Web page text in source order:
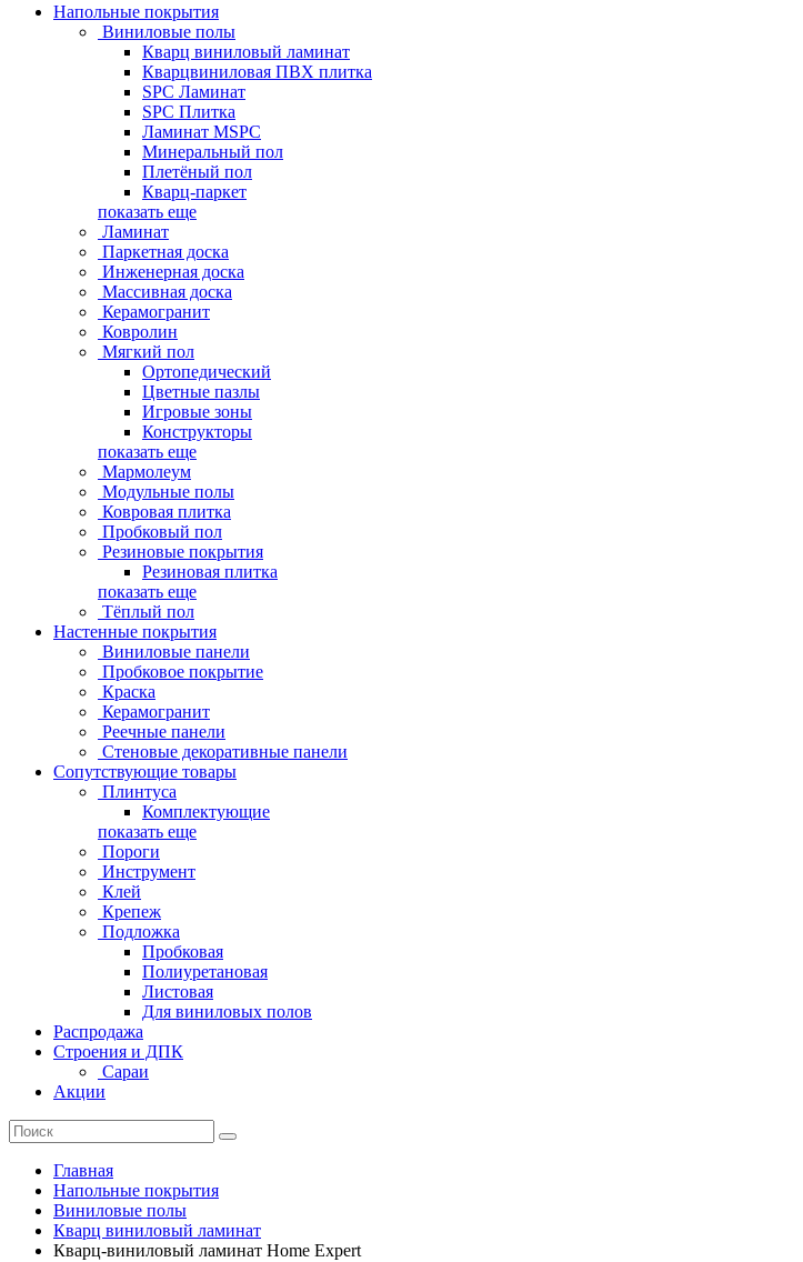
Напольные покрытия
Виниловые полы
Кварц виниловый ламинат
Кварцвиниловая ПВХ плитка
SPC Ламинат
SPC Плитка
Ламинат MSPC
Минеральный пол
Плетёный пол
Кварц-паркет
показать еще
Ламинат
Паркетная доска
Инженерная доска
Массивная доска
Керамогранит
Ковролин
Мягкий пол
Ортопедический
Цветные пазлы
Игровые зоны
Конструкторы
показать еще
Мармолеум
Модульные полы
Ковровая плитка
Пробковый пол
Резиновые покрытия
Резиновая плитка
показать еще
Тёплый пол
Настенные покрытия
Виниловые панели
Пробковое покрытие
Краска
Керамогранит
Реечные панели
Стеновые декоративные панели
Сопутствующие товары
Плинтуса
Комплектующие
показать еще
Пороги
Инструмент
Клей
Крепеж
Подложка
Пробковая
Полиуретановая
Листовая
Для виниловых полов
Распродажа
Строения и ДПК
Сараи
Акции
Главная
Напольные покрытия
Виниловые полы
Кварц виниловый ламинат
Кварц-виниловый ламинат Home Expert